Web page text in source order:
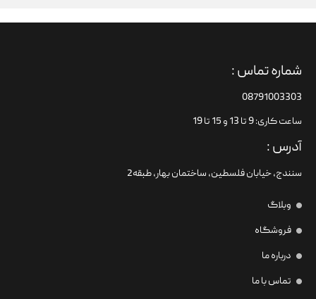
شماره تماس :
08791003303
ساعت کاری: 9 تا 13 و 15 تا 19
آدرس :
سنندج، خیابان فلسطین،‌ ساختمان بهار، طبقه2
وبلاگ
فروشگاه
درباره ما
تماس با ما